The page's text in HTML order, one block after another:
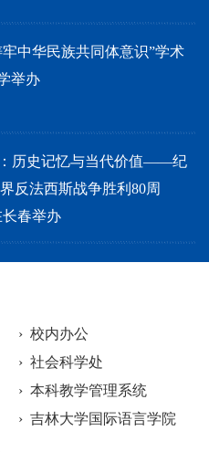
中华民族共同体意识”学术
举办
：历史记忆与当代价值——纪
反法西斯战争胜利80周
春举办
› 校内办公
› 社会科学处
› 本科教学管理系统
› 吉林大学国际语言学院